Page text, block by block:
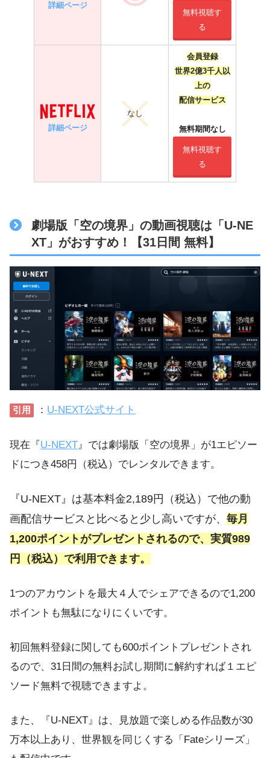
詳細ページ
無料視聴す
る
詳細ページ
なし
会員登録
世界2億3千人以
上の
配信サービス
無料期間なし
無料視聴す
る
劇場版「空の境界」の動画視聴は「U-NE
XT」がおすすめ！【31日間 無料】
引用 ： U-NEXT公式サイト
現在『U-NEXT 』では劇場版「空の境界」が1エピソー
ドにつき458円（税込）でレンタルできます。
『U-NEXT』は基本料金2,189円（税込）で他の動
画配信サービスと比べると少し高いですが、 毎月
1,200ポイントがプレゼントされるので、実質989
円（税込）で利用できます。
1つのアカウントを最大４人でシェアできるので1,200
ポイントも無駄になりにくいです。
初回無料登録に関しても600ポイントプレゼントされ
るので、31日間の無料お試し期間に解約すれば１エピ
ソード無料で視聴できますよ。
また、『U-NEXT』は、見放題で楽しめる作品数が30
万本以上あり、世界観を同じくする「Fateシリーズ」